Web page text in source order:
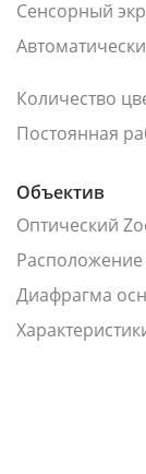
Сенсорный
Количество
Постоянная
Объектив
Оптический
Диафрагма